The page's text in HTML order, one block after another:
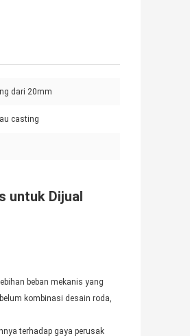
dari 20mm
casting
untuk Dijual
beban mekanis yang
kombinasi desain roda,
terhadap gaya perusak